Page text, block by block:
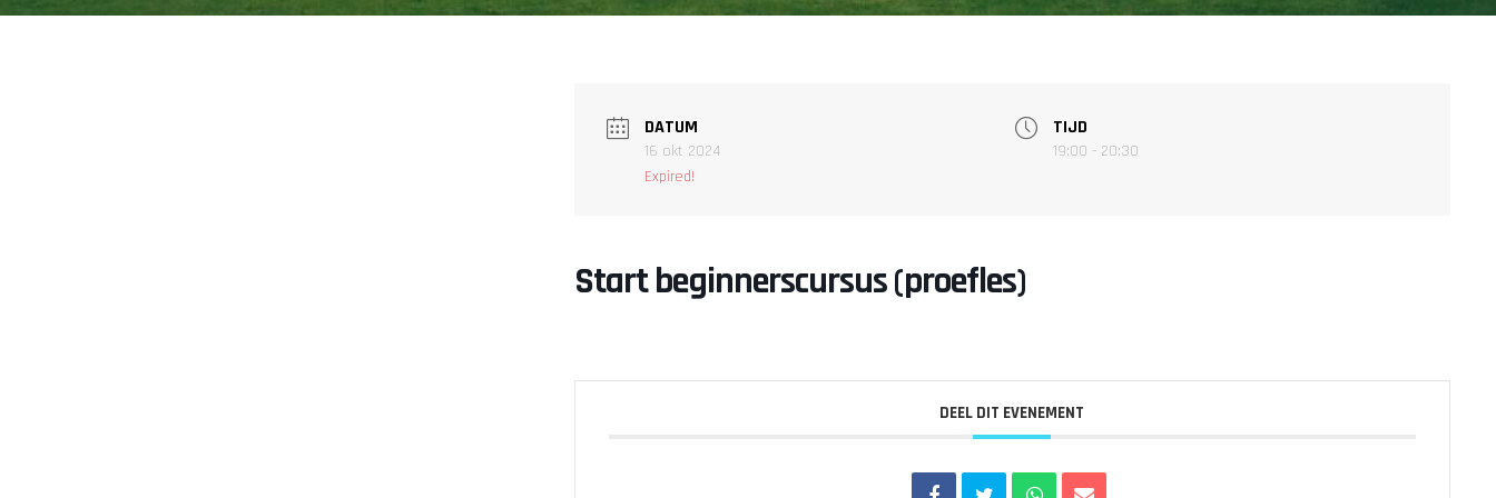
DATUM
16 okt 2024
Expired!
TIJD
19:00 - 20:30
Start beginnerscursus (proefles)
DEEL DIT EVENEMENT